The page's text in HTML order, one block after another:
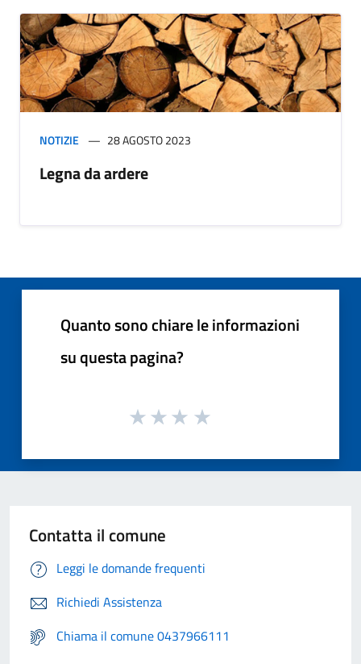
NOTIZIE 28 AGOSTO 2023
Legna da ardere
Quanto sono chiare le informazioni
su questa pagina?
Contatta il comune
Leggi le domande frequenti
Richiedi Assistenza
Chiama il comune 0437966111